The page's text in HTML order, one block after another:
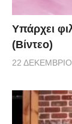
Υπάρχει
(Βίντεο)
22